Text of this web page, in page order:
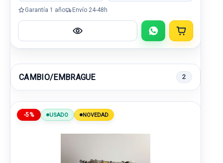
Garantía 1 año Envío 24-48h
CAMBIO/EMBRAGUE 2
-5% USADO NOVEDAD